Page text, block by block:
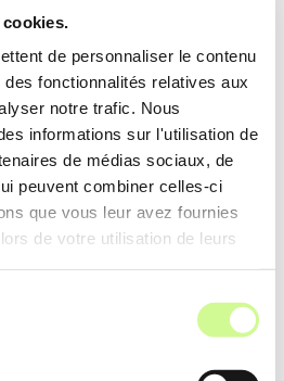
de personnaliser le contenu
fonctionnalités relatives aux
notre trafic. Nous
informations sur l'utilisation de
de médias sociaux, de
peuvent combiner celles-ci
que vous leur avez fournies
de votre utilisation de leurs
le
SERP Analyzer
et adapter la
ainsi les chances
dans les